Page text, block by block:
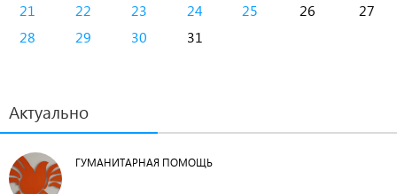
21
22 23 24 25 26
27
28
29 30 31
Актуально
ГУМАНИТАРНАЯ ПОМОЩЬ